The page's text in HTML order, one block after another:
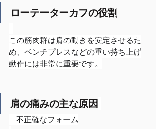
ローテーターカフの役割
この筋肉群は肩の動きを安定させるた
め、ベンチプレスなどの重い持ち上げ
動作には非常に重要です。
肩の痛みの主な原因
- 不正確なフォーム